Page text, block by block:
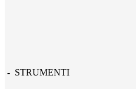
- STRUMENTI